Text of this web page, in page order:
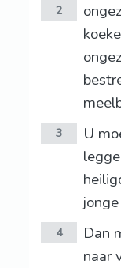
2
3
U
4
Dan
naar